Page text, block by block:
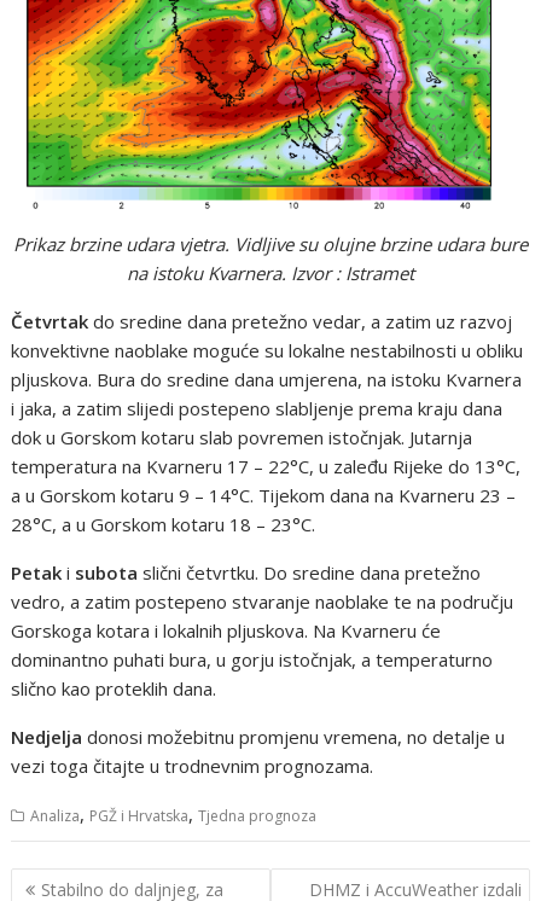
Prikaz brzine udara vjetra. Vidljive su olujne brzine udara bure
na istoku Kvarnera. Izvor : Istramet
Četvrtak do sredine dana pretežno vedar, a zatim uz razvoj
konvektivne naoblake moguće su lokalne nestabilnosti u obliku
pljuskova. Bura do sredine dana umjerena, na istoku Kvarnera
i jaka, a zatim slijedi postepeno slabljenje prema kraju dana
dok u Gorskom kotaru slab povremen istočnjak. Jutarnja
temperatura na Kvarneru 17 – 22°C, u zaleđu Rijeke do 13°C,
a u Gorskom kotaru 9 – 14°C. Tijekom dana na Kvarneru 23 –
28°C, a u Gorskom kotaru 18 – 23°C.
Petak i subota slični četvrtku. Do sredine dana pretežno
vedro, a zatim postepeno stvaranje naoblake te na području
Gorskoga kotara i lokalnih pljuskova. Na Kvarneru će
dominantno puhati bura, u gorju istočnjak, a temperaturno
slično kao proteklih dana.
Nedjelja donosi možebitnu promjenu vremena, no detalje u
vezi toga čitajte u trodnevnim prognozama.
Analiza, PGŽ i Hrvatska,Tjedna prognoza
Navigacija
Stabilno do daljnjeg, za
DHMZ i AccuWeather izdali